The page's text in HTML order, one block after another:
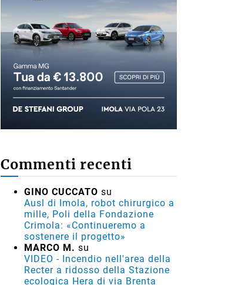
Commenti recenti
GINO CUCCATO su
Ausl di Imola, robot chirurgico a
mille, Poli della Fondazione
Crimola: «Continueremo a
sostenere il progetto»
MARCO M. su
VIDEO - Incendio nell'area della
Recter a ridosso della Stazione
ecologica Hera di via Brenta